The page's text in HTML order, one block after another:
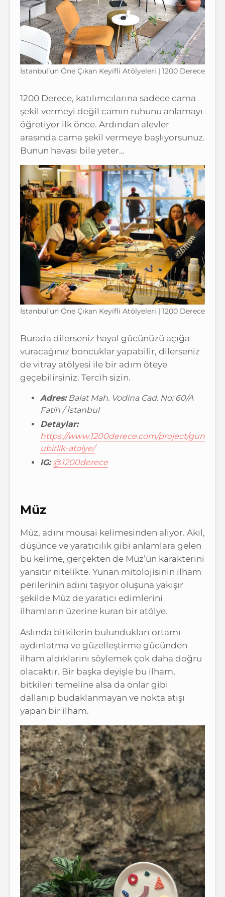
İstanbul’un Öne Çıkan Keyifli Atölyeleri | 1200 Derece
1200 Derece, katılımcılarına sadece cama
şekil vermeyi değil camın ruhunu anlamayı
öğretiyor ilk önce. Ardından alevler
arasında cama şekil vermeye başlıyorsunuz.
Bunun havası bile yeter…
İstanbul’un Öne Çıkan Keyifli Atölyeleri | 1200 Derece
Burada dilerseniz hayal gücünüzü açığa
vuracağınız boncuklar yapabilir, dilerseniz
de vitray atölyesi ile bir adım öteye
geçebilirsiniz. Tercih sizin.
Adres:Balat Mah. Vodina Cad. No: 60/A
Fatih / İstanbul
Detaylar:
https://www.1200derece.com/project/gun
ubirlik-atolye/
IG: @1200derece
Müz
Müz, adını mousai kelimesinden alıyor. Akıl,
düşünce ve yaratıcılık gibi anlamlara gelen
bu kelime, gerçekten de Müz’ün karakterini
yansıtır nitelikte. Yunan mitolojisinin ilham
perilerinin adını taşıyor oluşuna yakışır
şekilde Müz de yaratıcı edimlerini
ilhamların üzerine kuran bir atölye.
Aslında bitkilerin bulundukları ortamı
aydınlatma ve güzelleştirme gücünden
ilham aldıklarını söylemek çok daha doğru
olacaktır. Bir başka deyişle bu ilham,
bitkileri temeline alsa da onlar gibi
dallanıp budaklanmayan ve nokta atışı
yapan bir ilham.